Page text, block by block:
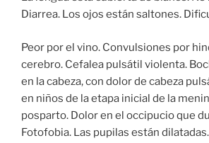
Diarrea. Los ojos están saltones.
Peor por el vino. Convulsiones por
cerebro. Cefalea pulsátil violenta.
en la cabeza, con dolor de cabeza
en niños de la etapa inicial de la
posparto. Dolor en el occipucio que
Fotofobia. Las pupilas están dilatadas.